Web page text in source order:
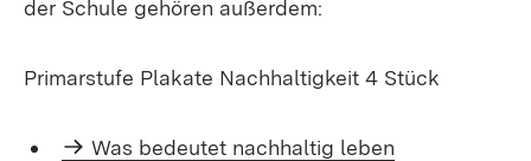
der Schule gehören außerdem:
Primarstufe Plakate Nachhaltigkeit 4 Stück
Was bedeutet nachhaltig leben